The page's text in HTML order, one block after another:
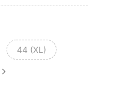
44 (XL)